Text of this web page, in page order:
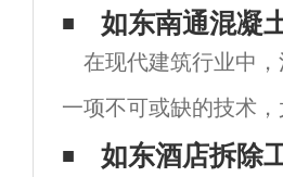
如东南通混凝
在现代建筑行业中
一项不可或缺的技术
造中。南通，作为江
如东酒店拆除